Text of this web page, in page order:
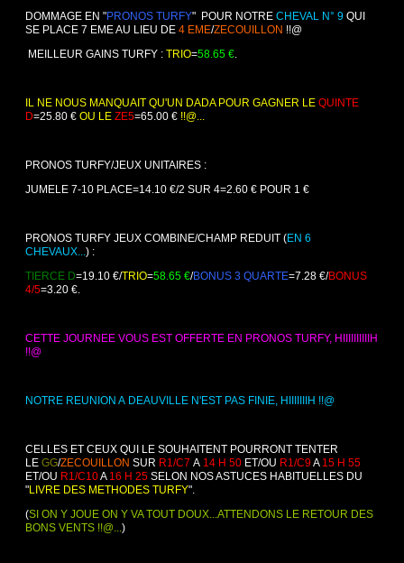
DOMMAGE EN "PRONOS TURFY" POUR NOTRE CHEVAL N° 9 QUI
SE PLACE 7 EME AU LIEU DE 4 EME/ZECOUILLON !!@
MEILLEUR GAINS TURFY : TRIO=58.65 €.
IL NE NOUS MANQUAIT QU'UN DADA POUR GAGNER LE QUINTE
D=25.80 € OU LE ZE5=65.00 € !!@...
PRONOS TURFY/JEUX UNITAIRES :
JUMELE 7-10 PLACE=14.10 €/2 SUR 4=2.60 € POUR 1 €
PRONOS TURFY JEUX COMBINE/CHAMP REDUIT (EN 6
CHEVAUX...) :
TIERCE D=19.10 €/TRIO=58.65 €/BONUS 3 QUARTE=7.28 €/BONUS
4/5=3.20 €.
CETTE JOURNEE VOUS EST OFFERTE EN PRONOS TURFY, HIIIIIIIIIIH
!!@
NOTRE REUNION A DEAUVILLE N'EST PAS FINIE, HIIIIIIIH !!@
CELLES ET CEUX QUI LE SOUHAITENT POURRONT TENTER
LE GG/ZECOUILLON SUR R1/C7 A 14 H 50 ET/OU R1/C9A 15 H 55
ET/OU R1/C10A 16 H 25 SELON NOS ASTUCES HABITUELLES DU
"LIVRE DES METHODES TURFY".
(SI ON Y JOUE ON Y VA TOUT DOUX...ATTENDONS LE RETOUR DES
BONS VENTS !!@...)